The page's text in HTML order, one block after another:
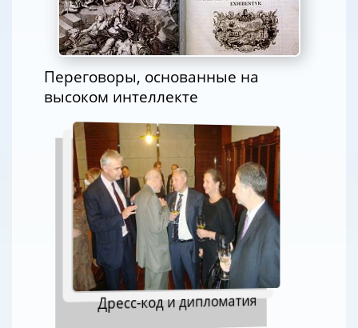
Переговоры, основанные на
высоком интеллекте
Дресс-код и дипломатия